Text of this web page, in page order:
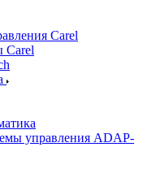
Carel
Carel
управления ADAP-